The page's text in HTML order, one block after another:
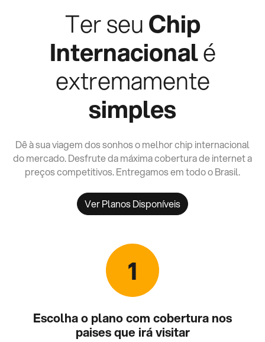
Ter seuChip
Internacionalé
extremamente
simples
Dê à sua viagem dos sonhos o melhor chip internacional
do mercado. Desfrute da máxima cobertura de internet a
preços competitivos. Entregamos em todo o Brasil.
Ver Planos Disponíveis
1
Escolha o plano com cobertura nos
paises que irá visitar